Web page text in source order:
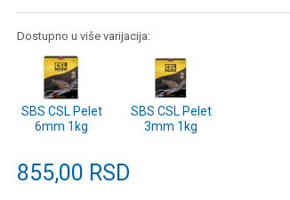
Dostupno u više varijacija:
SBS CSL Pelet
6mm 1kg
SBS CSL Pelet
3mm 1kg
855,00 RSD